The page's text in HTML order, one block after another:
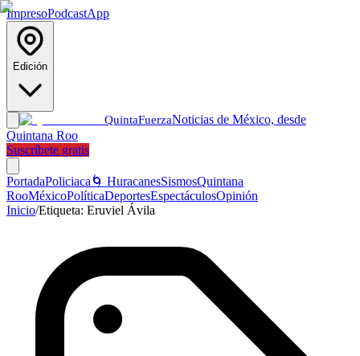
ImpresoPodcastApp
Edición
QuintaFuerzaNoticias de México, desde
Quintana Roo
Suscríbete gratis
PortadaPoliciaca 🌀 HuracanesSismosQuintana
RooMéxicoPolíticaDeportesEspectáculosOpinión
Inicio/Etiqueta: Eruviel Ávila